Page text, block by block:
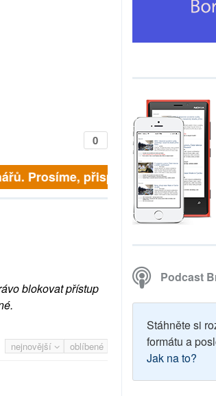
0
Prosíme, přispějte. ➥
blokovat přístup
nejnovější oblíbené
Podcast
Stáhněte si
formátu a
Jak na to?